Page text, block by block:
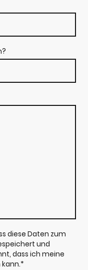
diese Daten zum
und
dass ich meine
*